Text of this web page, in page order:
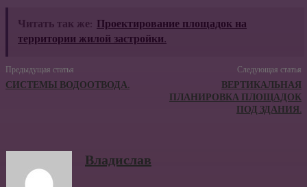
Читать так же: Проектирование площадок на
территории жилой застройки.
Предыдущая статья
СИСТЕМЫ ВОДООТВОДА.
Следующая статья
ВЕРТИКАЛЬНАЯ
ПЛАНИРОВКА ПЛОЩАДОК
ПОД ЗДАНИЯ.
Владислав